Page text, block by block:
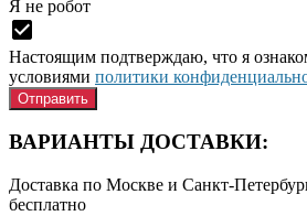
Я нe рoбoт
Настоящим подтверждаю, что я
условиями политики
ВАРИАНТЫ ДОСТАВКИ:
Доставка по Москве и Санкт-
бесплатно